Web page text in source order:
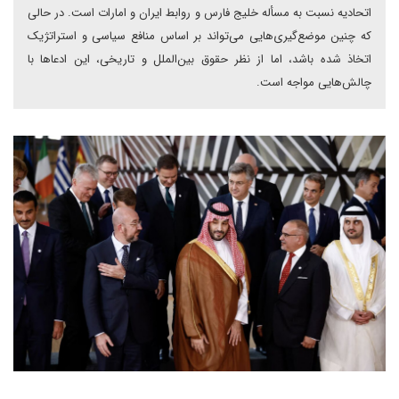
اتحادیه نسبت به مسأله خلیج فارس و روابط ایران و امارات است. در حالی
که چنین موضع‌گیری‌هایی می‌تواند بر اساس منافع سیاسی و استراتژیک
اتخاذ شده باشد، اما از نظر حقوق بین‌الملل و تاریخی، این ادعاها با
چالش‌هایی مواجه است.